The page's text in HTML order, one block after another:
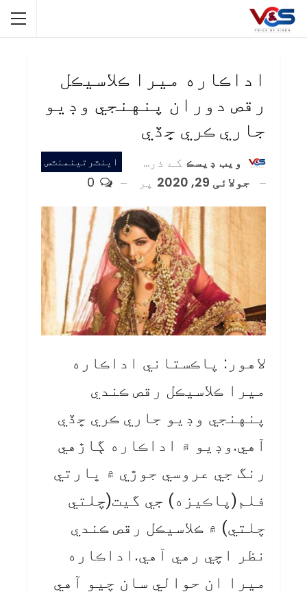
اداڪاره ميرا ڪلاسيڪل
رقص دوران پنهنجي وڊيو
جاري ڪري ڇڏي
اينٽرتينمنٽس ويب ڊيسڪ کے ذریعہ
جولائی 29, 2020
پر
لاهور: پاڪستاني اداڪاره
ميرا ڪلاسيڪل رقص ڪندي
پنهنجي وڊيو جاري ڪري ڇڏي
آهي.وڊيو ۾ اداڪاره ڳاڙهي
رنگ جي عروسي جوڙي ۾ ڀارتي
فلم(پاڪيزه) جي گيت(چلتي
چلتي) ۾ ڪلاسيڪل رقص ڪندي
نظر اچي رهي آهي.اداڪاره
ميرا ان حوالي سان چيو آهي